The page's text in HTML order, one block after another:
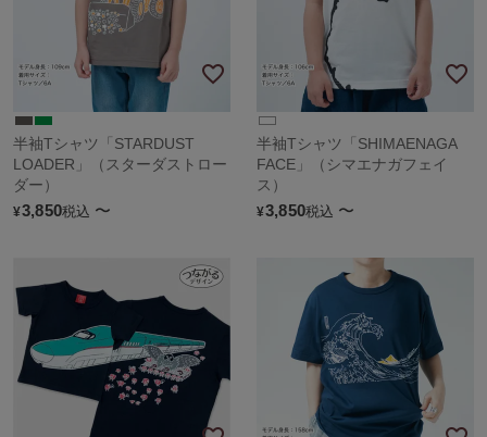
半袖Tシャツ「STARDUST
LOADER」（スターダストロー
ダー）
¥3,850税込 〜
半袖Tシャツ「SHIMAENAGA
FACE」（シマエナガフェイ
ス）
¥3,850税込 〜